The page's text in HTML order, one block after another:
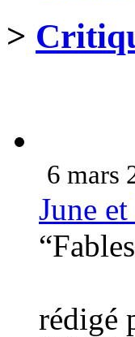
>
6 mars
June
rédigé